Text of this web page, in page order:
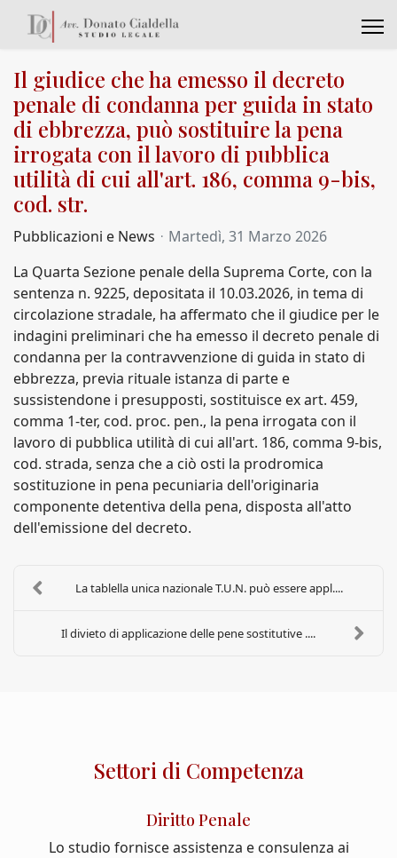
Il giudice che ha emesso il decreto
penale di condanna per guida in stato
di ebbrezza, può sostituire la pena
irrogata con il lavoro di pubblica
utilità di cui all'art. 186, comma 9-bis,
cod. str.
Pubblicazioni e News
Martedì, 31 Marzo 2026
La Quarta Sezione penale della Suprema Corte, con la
sentenza n. 9225, depositata il 10.03.2026, in tema di
circolazione stradale, ha affermato che il giudice per le
indagini preliminari che ha emesso il decreto penale di
condanna per la contravvenzione di guida in stato di
ebbrezza, previa rituale istanza di parte e
sussistendone i presupposti, sostituisce ex art. 459,
comma 1-ter, cod. proc. pen., la pena irrogata con il
lavoro di pubblica utilità di cui all'art. 186, comma 9-bis,
cod. strada, senza che a ciò osti la prodromica
sostituzione in pena pecuniaria dell'originaria
componente detentiva della pena, disposta all'atto
dell'emissione del decreto.
La tablella unica nazionale T.U.N. può essere appl....
Il divieto di applicazione delle pene sostitutive ....
Settori di Competenza
Diritto Penale
Lo studio fornisce assistenza e consulenza ai